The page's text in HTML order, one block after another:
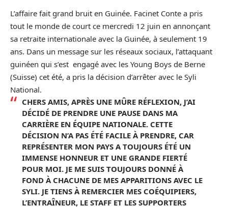
L’affaire fait grand bruit en Guinée. Facinet Conte a pris
tout le monde de court ce mercredi 12 juin en annonçant
sa retraite internationale avec la Guinée, à seulement 19
ans. Dans un message sur les réseaux sociaux, l’attaquant
guinéen qui s’est engagé avec les Young Boys de Berne
(Suisse) cet été, a pris la décision d’arrêter avec le Syli
National.
CHERS AMIS, APRÈS UNE MÛRE RÉFLEXION, J’AI
DÉCIDÉ DE PRENDRE UNE PAUSE DANS MA
CARRIÈRE EN ÉQUIPE NATIONALE. CETTE
DÉCISION N’A PAS ÉTÉ FACILE À PRENDRE, CAR
REPRÉSENTER MON PAYS A TOUJOURS ÉTÉ UN
IMMENSE HONNEUR ET UNE GRANDE FIERTÉ
POUR MOI. JE ME SUIS TOUJOURS DONNÉ À
FOND À CHACUNE DE MES APPARITIONS AVEC LE
SYLI. JE TIENS À REMERCIER MES COÉQUIPIERS,
L’ENTRAÎNEUR, LE STAFF ET LES SUPPORTERS